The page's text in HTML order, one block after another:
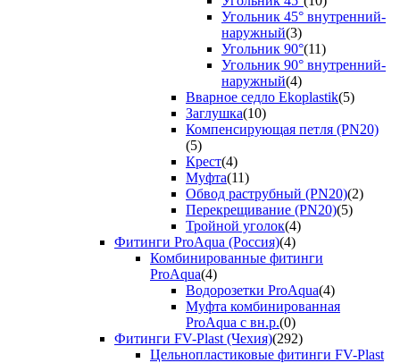
Угольник 45° внутренний-
наружный(3)
Угольник 90°(11)
Угольник 90° внутренний-
наружный(4)
Вварное седло Ekoplastik(5)
Заглушка(10)
Компенсирующая петля (PN20)
(5)
Крест(4)
Муфта(11)
Обвод раструбный (PN20)(2)
Перекрещивание (PN20)(5)
Тройной уголок(4)
Фитинги ProAqua (Россия)(4)
Комбинированные фитинги
ProAqua(4)
Водорозетки ProAqua(4)
Муфта комбинированная
ProAqua с вн.р.(0)
Фитинги FV-Plast (Чехия)(292)
Цельнопластиковые фитинги FV-Plast